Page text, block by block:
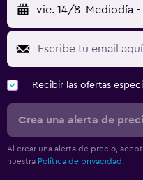
vie. 14/8 Mediodía -
Recibir las ofertas
Crea una alerta de
Al crear una alerta de precio,
nuestra Política de privacidad.